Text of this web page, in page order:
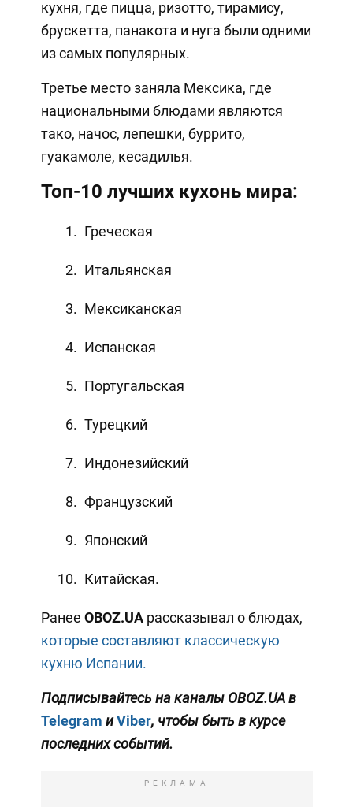
кухня, где пицца, ризотто, тирамису,
брускетта, панакота и нуга были одними
из самых популярных.
Третье место заняла Мексика, где
национальными блюдами являются
тако, начос, лепешки, буррито,
гуакамоле, кесадилья.
Топ-10 лучших кухонь мира:
Греческая
Итальянская
Мексиканская
Испанская
Португальская
Турецкий
Индонезийский
Французский
Японский
Китайская.
Ранее OBOZ.UA рассказывал о блюдах,
которые составляют классическую
кухню Испании.
Подписывайтесь на каналы OBOZ.UA в
Telegram иViber, чтобы быть в курсе
последних событий.
РЕКЛАМА